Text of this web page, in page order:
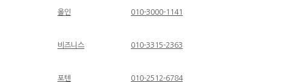
올인 010-3000-1141
비즈니스 010-3315-2363
포텐 010-2512-6784